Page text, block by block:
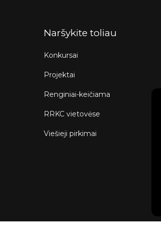
Naršykite toliau
Konkursai
Projektai
Renginiai-keičiama
RRKC vietovėse
Viešieji pirkimai